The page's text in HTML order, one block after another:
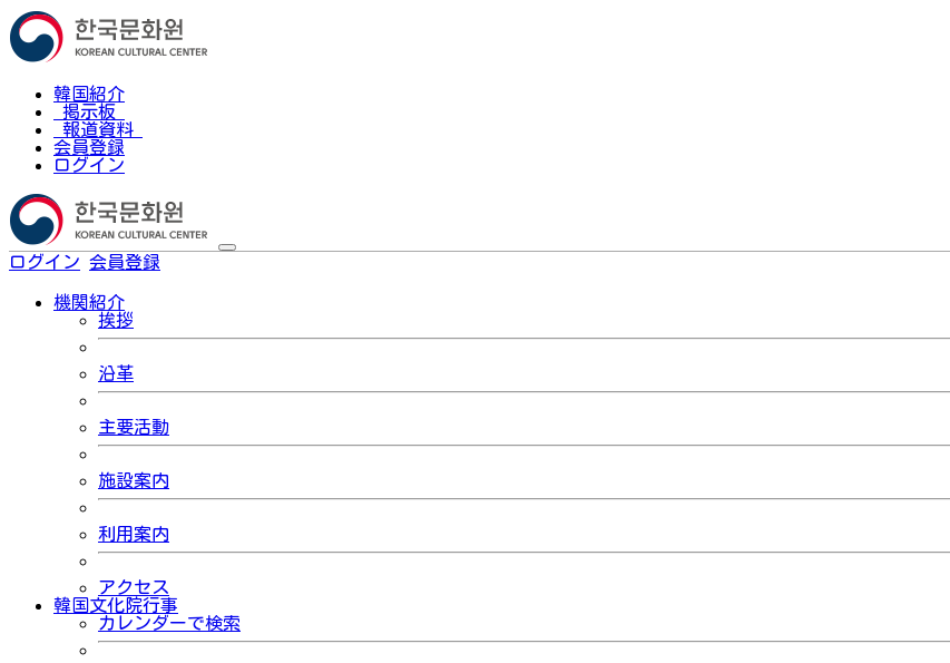
韓国紹介
掲示板
報道資料
会員登録
ログイン
ログイン 会員登録
機関紹介
挨拶
沿革
主要活動
施設案内
利用案内
アクセス
韓国文化院行事
カレンダーで検索